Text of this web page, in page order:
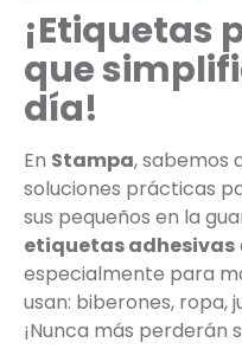
¡Etiquetas
que
día!
En Stampa, sabemos
soluciones prácticas
sus pequeños en la
etiquetas adhesivas
especialmente para
usan: biberones, ropa,
¡Nunca más perderán